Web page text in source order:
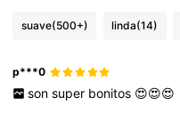
suave(500+) linda(14)
p***0
son super bonitos 😍😍😍